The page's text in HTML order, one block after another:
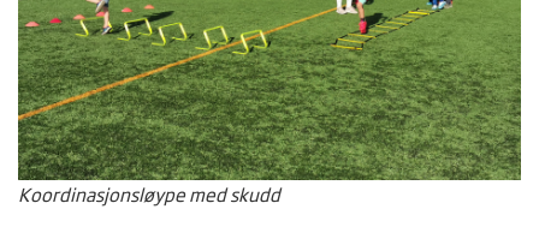
Koordinasjonsløype med skudd